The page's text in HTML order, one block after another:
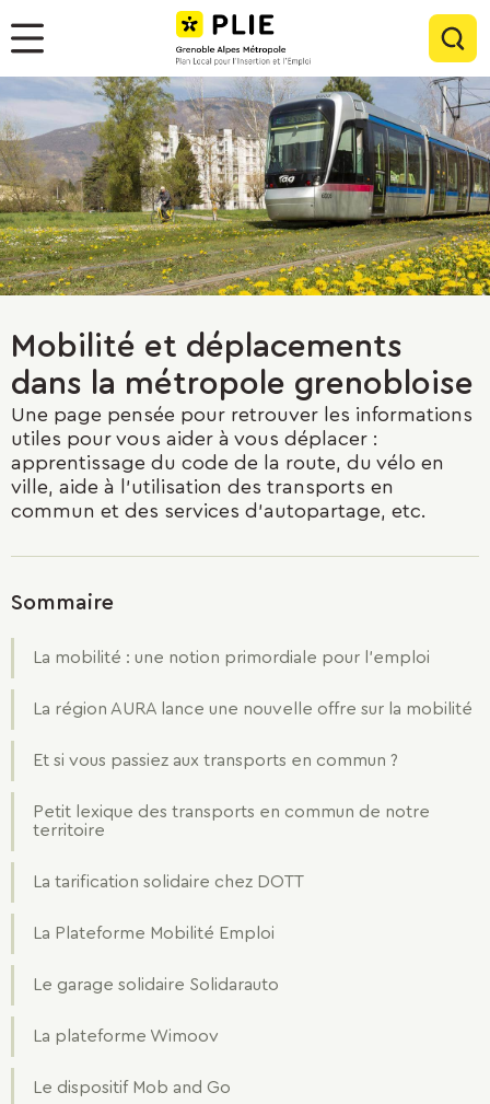
Panneau de gestion des cookies
Menu
Mobilité et déplacements
dans la métropole grenobloise
Une page pensée pour retrouver les informations
utiles pour vous aider à vous déplacer :
apprentissage du code de la route, du vélo en
ville, aide à l'utilisation des transports en
commun et des services d'autopartage, etc.
Sommaire
La mobilité : une notion primordiale pour l'emploi
La région AURA lance une nouvelle offre sur la mobilité
Et si vous passiez aux transports en commun ?
Petit lexique des transports en commun de notre
territoire
La tarification solidaire chez DOTT
La Plateforme Mobilité Emploi
Le garage solidaire Solidarauto
La plateforme Wimoov
Le dispositif Mob and Go